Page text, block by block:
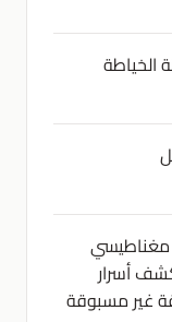
الخياطة
مغناطيسي
أسرار
غير مسبوقة